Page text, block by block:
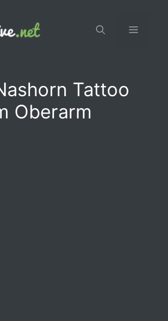
Menü
Tattoo
Oberarm